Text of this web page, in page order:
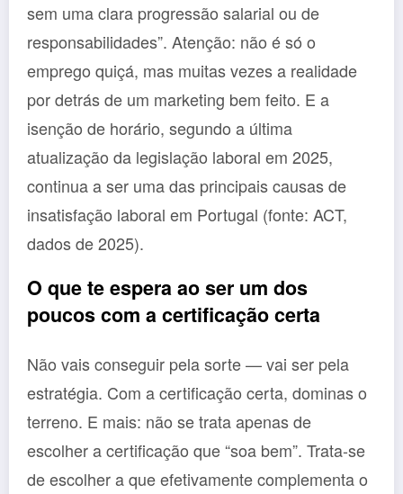
sem uma clara progressão salarial ou de
responsabilidades”. Atenção: não é só o
emprego quiçá, mas muitas vezes a realidade
por detrás de um marketing bem feito. E a
isenção de horário, segundo a última
atualização da legislação laboral em 2025,
continua a ser uma das principais causas de
insatisfação laboral em Portugal (fonte: ACT,
dados de 2025).
O que te espera ao ser um dos
poucos com a certificação certa
Não vais conseguir pela sorte — vai ser pela
estratégia. Com a certificação certa, dominas o
terreno. E mais: não se trata apenas de
escolher a certificação que “soa bem”. Trata-se
de escolher a que efetivamente complementa o